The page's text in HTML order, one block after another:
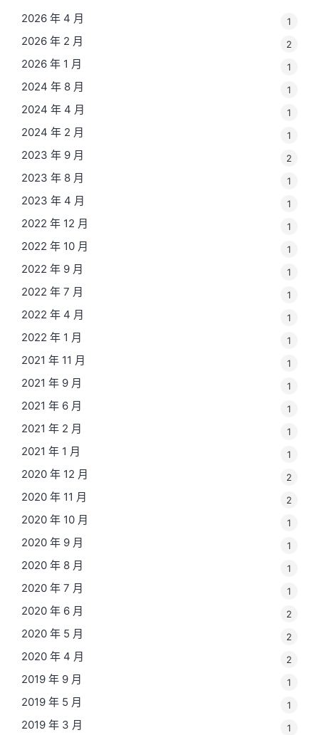
2026 年 4 月 1
2026 年 2 月 2
2026 年 1 月 1
2024 年 8 月 1
2024 年 4 月 1
2024 年 2 月 1
2023 年 9 月 2
2023 年 8 月 1
2023 年 4 月 1
2022 年 12 月 1
2022 年 10 月 1
2022 年 9 月 1
2022 年 7 月 1
2022 年 4 月 1
2022 年 1 月 1
2021 年 11 月 1
2021 年 9 月 1
2021 年 6 月 1
2021 年 2 月 1
2021 年 1 月 1
2020 年 12 月 2
2020 年 11 月 2
2020 年 10 月 1
2020 年 9 月 1
2020 年 8 月 1
2020 年 7 月 1
2020 年 6 月 2
2020 年 5 月 2
2020 年 4 月 2
2019 年 9 月 1
2019 年 5 月 1
2019 年 3 月 1